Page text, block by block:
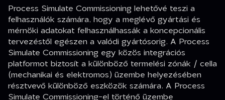
Process Simulate Commissioning lehetővé teszi a
felhasználók számára, hogy a meglévő gyártási és
mérnöki adatokat felhasználhassák a koncepcionális
tervezéstől egészen a valódi gyártósorig. A Process
Simulate Commissioning egy közös integrációs
platformot biztosít a különböző termelési zónák / cella
(mechanikai és elektromos) üzembe helyezésében
résztvevő különböző eszközök számára. A Process
Simulate Commissioning-el történő üzembe